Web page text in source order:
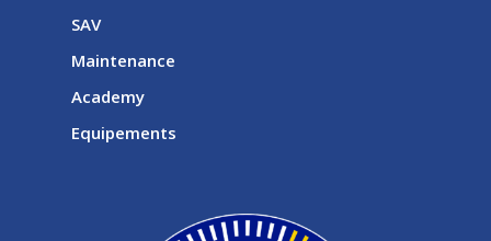
SAV
Maintenance
Academy
Equipements